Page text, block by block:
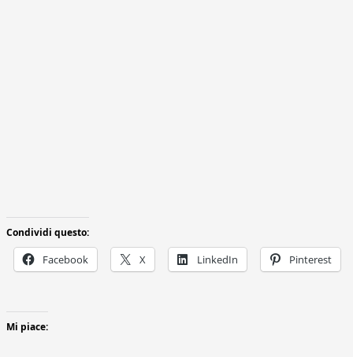
Condividi questo:
Facebook X LinkedIn Pinterest
Mi piace: